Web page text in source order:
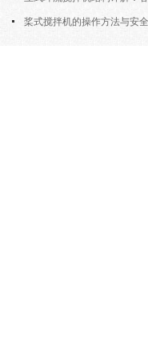
部件的功能与协同
桨式搅拌机的操作方法与安全